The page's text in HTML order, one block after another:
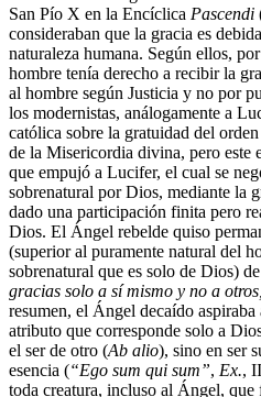
San Pío X en la Encíclica Pascendi
consideraban que la gracia es
naturaleza humana. Según ellos,
hombre tenía derecho a recibir la
al hombre según Justicia y no por
los modernistas, análogamente a
católica sobre la gratuidad del
de la Misericordia divina, pero este
que empujó a Lucifer, el cual se
sobrenatural por Dios, mediante la
dado una participación finita pero
Dios. El Ángel rebelde quiso
(superior al puramente natural del
sobrenatural que es solo de Dios)
gracias solo a sí mismo y no a
resumen, el Ángel decaído aspiraba
atributo que corresponde solo a
el ser de otro (Ab alio), sino en ser
esencia (“Ego sum qui sum”, Ex.,
toda creatura, incluso al Ángel,